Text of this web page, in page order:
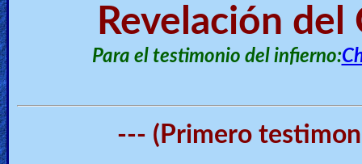
Revelación del
Para el testimonio del infierno:
--- (Primero